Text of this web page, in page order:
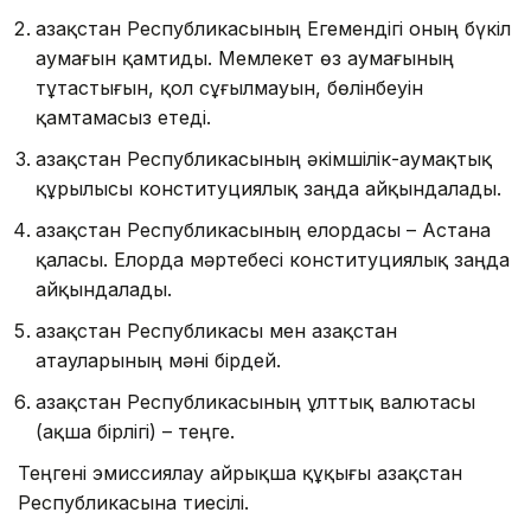
Қазақстан Республикасының Егемендігі оның бүкіл
аумағын қамтиды. Мемлекет өз аумағының
тұтастығын, қол сұғылмауын, бөлінбеуін
қамтамасыз етеді.
Қазақстан Республикасының әкімшілік-аумақтық
құрылысы конституциялық заңда айқындалады.
Қазақстан Республикасының елордасы – Астана
қаласы. Елорда мәртебесі конституциялық заңда
айқындалады.
Қазақстан Республикасы мен Қазақстан
атауларының мәні бірдей.
Қазақстан Республикасының ұлттық валютасы
(ақша бірлігі) – теңге.
Теңгені эмиссиялау айрықша құқығы Қазақстан
Республикасына тиесілі.